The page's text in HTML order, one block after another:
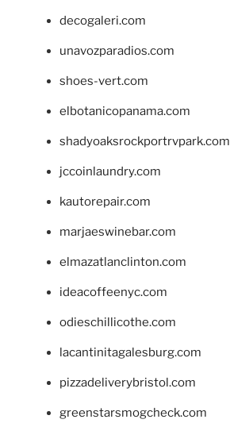
decogaleri.com
unavozparadios.com
shoes-vert.com
elbotanicopanama.com
shadyoaksrockportrvpark.com
jccoinlaundry.com
kautorepair.com
marjaeswinebar.com
elmazatlanclinton.com
ideacoffeenyc.com
odieschillicothe.com
lacantinitagalesburg.com
pizzadeliverybristol.com
greenstarsmogcheck.com